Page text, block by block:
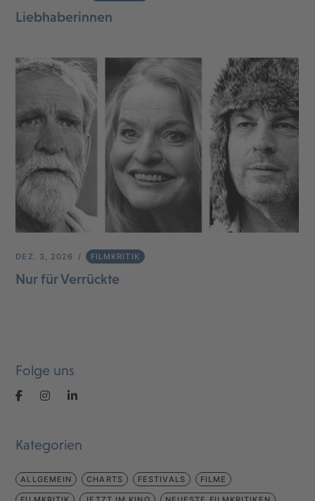
Liebhaberinnen
DEZ. 3, 2026 FILMKRITIK
Nur für Verrückte
Folge uns
Kategorien
ALLGEMEIN CHARTS FESTIVALS FILME